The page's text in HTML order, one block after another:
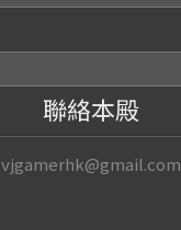
聯絡本殿
vjgamerhk@gmail.com